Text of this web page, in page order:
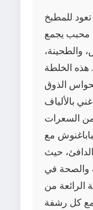
للمطبخ
محبب يجمع
والطحينة،
هذه الخلطة
الذوق
بالألياف
السعرات
مع
حيث
والصحة في
الرائعة من